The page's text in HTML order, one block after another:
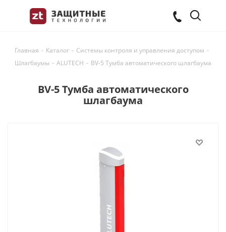
Главная - Каталог - Системы контроля и управления доступом -
Шлагбаумы - ALUTECH - BV-5 Тумба автоматического шлагбаума
BV-5 Тумба автоматического
шлагбаума